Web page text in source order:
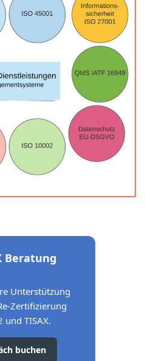
Beratung
Unterstützung
Zertifizierung
und TISAX.
buchen